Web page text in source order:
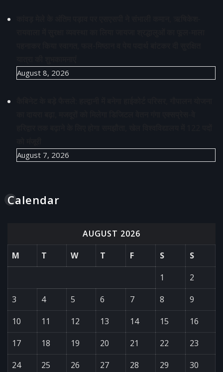
August 8, 2026
August 7, 2026
Calendar
AUGUST 2026
M
T W T F S
S
1
2
3
4 5 6 7 8
9
10
11 12 13 14 15
16
17
18 19 20 21 22
23
24
25 26 27 28 29 30